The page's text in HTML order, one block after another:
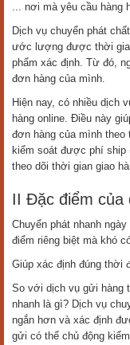
... nơi mà yêu cầu hàng
Dịch vụ chuyển phát
ước lượng được thời
phẩm xác định. Từ đó,
đơn hàng của mình.
Hiện nay, có nhiều dịch
hàng online. Điều này
đơn hàng của mình
kiểm soát được phí ship
theo dõi thời gian giao
II Đặc điểm của
Chuyển phát nhanh
điểm riêng biệt mà khó
Giúp xác định đúng thời
So với dịch vụ gửi hàng
nhanh là gì? Dịch vụ
ngắn hơn và xác định
gửi có thể chủ động